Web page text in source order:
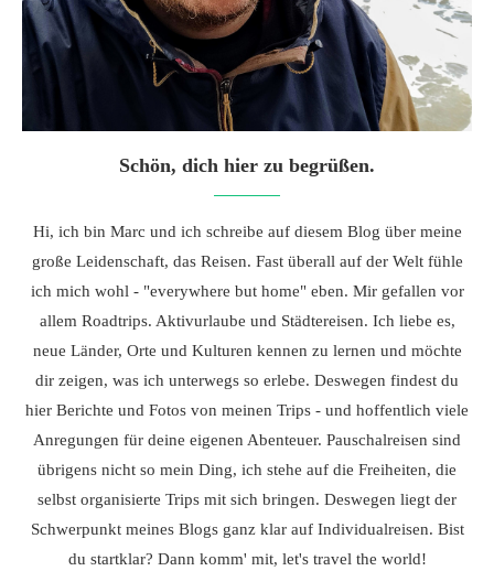
Schön, dich hier zu begrüßen.
Hi, ich bin Marc und ich schreibe auf diesem Blog über meine
große Leidenschaft, das Reisen. Fast überall auf der Welt fühle
ich mich wohl - "everywhere but home" eben. Mir gefallen vor
allem Roadtrips. Aktivurlaube und Städtereisen. Ich liebe es,
neue Länder, Orte und Kulturen kennen zu lernen und möchte
dir zeigen, was ich unterwegs so erlebe. Deswegen findest du
hier Berichte und Fotos von meinen Trips - und hoffentlich viele
Anregungen für deine eigenen Abenteuer. Pauschalreisen sind
übrigens nicht so mein Ding, ich stehe auf die Freiheiten, die
selbst organisierte Trips mit sich bringen. Deswegen liegt der
Schwerpunkt meines Blogs ganz klar auf Individualreisen. Bist
du startklar? Dann komm' mit, let's travel the world!